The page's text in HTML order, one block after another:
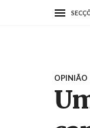
OPINIÃO